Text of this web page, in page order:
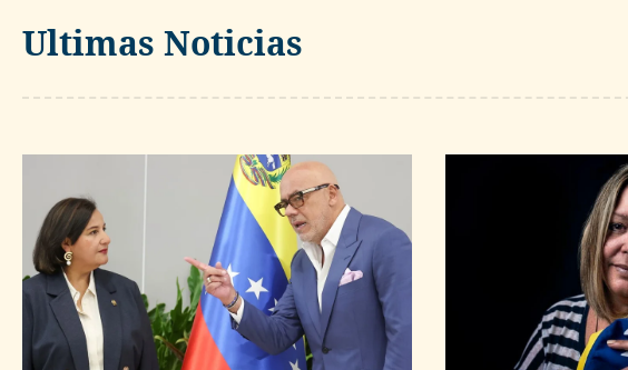
Ultimas Noticias